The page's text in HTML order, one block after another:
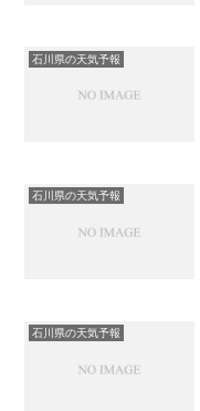
石川県の天気予報
石川県の天気予報
石川県の天気予報